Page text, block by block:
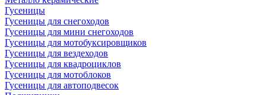
Гусеницы
Гусеницы для снегоходов
Гусеницы для мини снегоходов
Гусеницы для мотобуксировщиков
Гусеницы для вездеходов
Гусеницы для квадроциклов
Гусеницы для мотоблоков
Гусеницы для автоподвесок